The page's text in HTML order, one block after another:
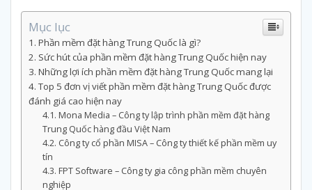
Mục lục
Phần mềm đặt hàng Trung Quốc là gì?
Sức hút của phần mềm đặt hàng Trung Quốc hiện nay
Những lợi ích phần mềm đặt hàng Trung Quốc mang lại
Top 5 đơn vị viết phần mềm đặt hàng Trung Quốc được
đánh giá cao hiện nay
Mona Media – Công ty lập trình phần mềm đặt hàng
Trung Quốc hàng đầu Việt Nam
Công ty cổ phần MISA – Công ty thiết kế phần mềm uy
tín
FPT Software – Công ty gia công phần mềm chuyên
nghiệp